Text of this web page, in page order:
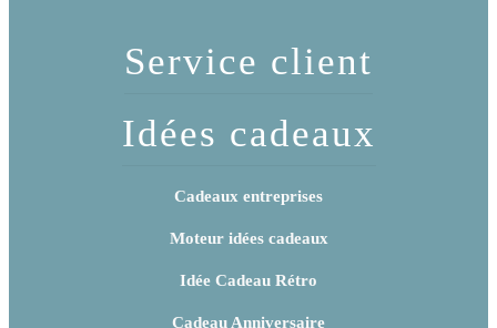
Service client
Idées cadeaux
Cadeaux entreprises
Moteur idées cadeaux
Idée Cadeau Rétro
Cadeau Anniversaire